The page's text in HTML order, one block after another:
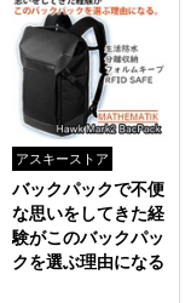
アスキーストア
バックパックで不便
な思いをしてきた経
験がこのバックパッ
クを選ぶ理由になる